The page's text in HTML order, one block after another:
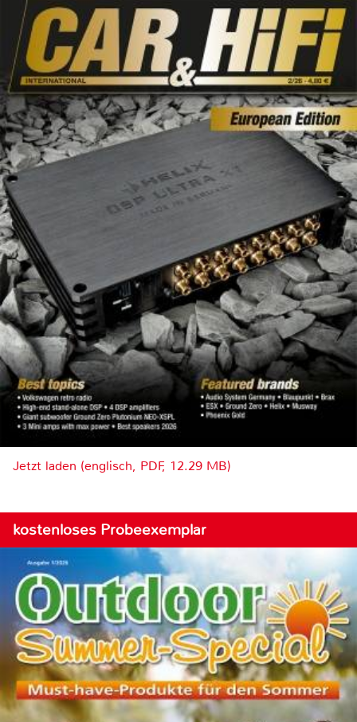
Jetzt laden (englisch, PDF, 12.29 MB)
kostenloses Probeexemplar